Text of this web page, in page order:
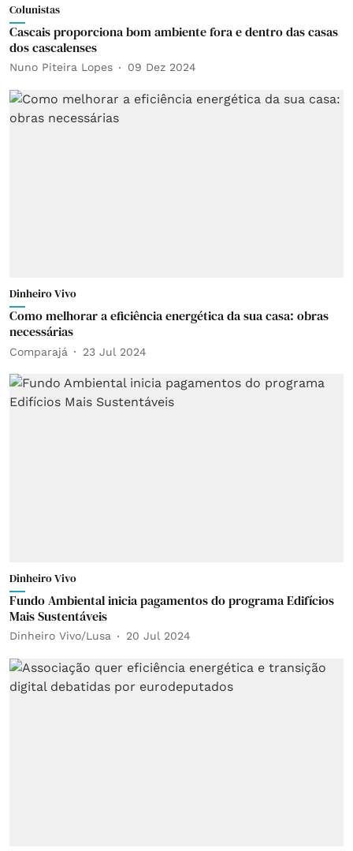
Colunistas
Cascais proporciona bom ambiente fora e dentro das casas
dos cascalenses
Nuno Piteira Lopes 09 Dez 2024
Dinheiro Vivo
Como melhorar a eficiência energética da sua casa: obras
necessárias
Comparajá 23 Jul 2024
Dinheiro Vivo
Fundo Ambiental inicia pagamentos do programa Edifícios
Mais Sustentáveis
Dinheiro Vivo/Lusa 20 Jul 2024